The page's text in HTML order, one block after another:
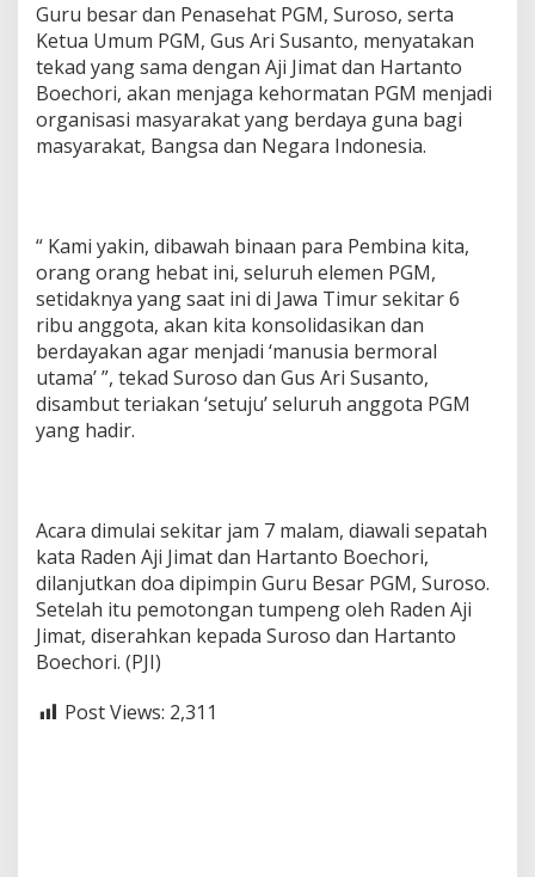
Guru besar dan Penasehat PGM, Suroso, serta
Ketua Umum PGM, Gus Ari Susanto, menyatakan
tekad yang sama dengan Aji Jimat dan Hartanto
Boechori, akan menjaga kehormatan PGM menjadi
organisasi masyarakat yang berdaya guna bagi
masyarakat, Bangsa dan Negara Indonesia.
“ Kami yakin, dibawah binaan para Pembina kita,
orang orang hebat ini, seluruh elemen PGM,
setidaknya yang saat ini di Jawa Timur sekitar 6
ribu anggota, akan kita konsolidasikan dan
berdayakan agar menjadi ‘manusia bermoral
utama’ ”, tekad Suroso dan Gus Ari Susanto,
disambut teriakan ‘setuju’ seluruh anggota PGM
yang hadir.
Acara dimulai sekitar jam 7 malam, diawali sepatah
kata Raden Aji Jimat dan Hartanto Boechori,
dilanjutkan doa dipimpin Guru Besar PGM, Suroso.
Setelah itu pemotongan tumpeng oleh Raden Aji
Jimat, diserahkan kepada Suroso dan Hartanto
Boechori. (PJI)
Post Views: 2,311